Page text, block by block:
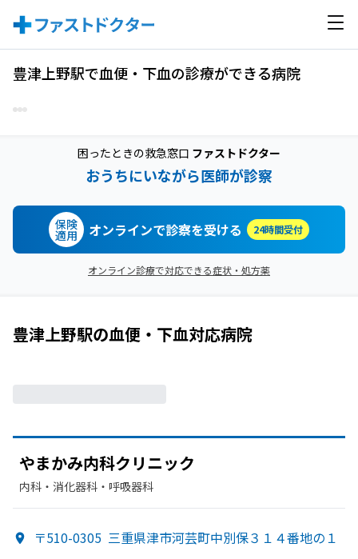
豊津上野駅で血便・下血の診療ができる病院
困ったときの救急窓口 ファストドクター
おうちにいながら医師が診察
保険
適用 オンラインで診察を受ける 24時間受付
オンライン診療で対応できる症状・処方薬
豊津上野駅の血便・下血対応病院
やまかみ内科クリニック
内科・​消化器科・​呼吸器科
〒510-0305 三重県津市河芸町中別保３１４番地の１